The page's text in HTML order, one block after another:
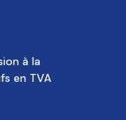
à la
en TVA